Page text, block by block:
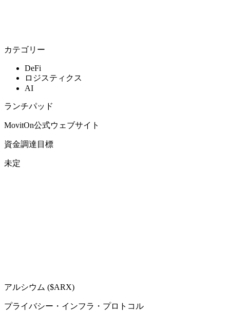
カテゴリー
DeFi
ロジスティクス
AI
ランチパッド
MovitOn公式ウェブサイト
資金調達目標
未定
アルシウム ($ARX)
プライバシー・インフラ・プロトコル